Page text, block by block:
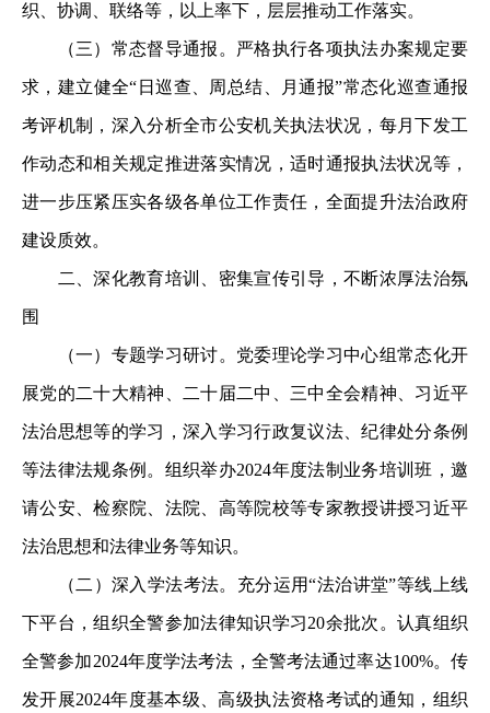
织、协调、联络等，以上率下，层层推动工作落实。
（三）常态督导通报。严格执行各项执法办案规定要
求，建立健全“日巡查、周总结、月通报”常态化巡查通报
考评机制，深入分析全市公安机关执法状况，每月下发工
作动态和相关规定推进落实情况，适时通报执法状况等，
进一步压紧压实各级各单位工作责任，全面提升法治政府
建设质效。
二、深化教育培训、密集宣传引导，不断浓厚法治氛
围
（一）专题学习研讨。党委理论学习中心组常态化开
展党的二十大精神、二十届二中、三中全会精神、习近平
法治思想等的学习，深入学习行政复议法、纪律处分条例
等法律法规条例。组织举办2024年度法制业务培训班，邀
请公安、检察院、法院、高等院校等专家教授讲授习近平
法治思想和法律业务等知识。
（二）深入学法考法。充分运用“法治讲堂”等线上线
下平台，组织全警参加法律知识学习20余批次。认真组织
全警参加2024年度学法考法，全警考法通过率达100%。传
发开展2024年度基本级、高级执法资格考试的通知，组织